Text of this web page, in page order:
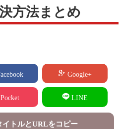
方法まとめ
Google+
Pocket LINE
イトルとURLをコピー